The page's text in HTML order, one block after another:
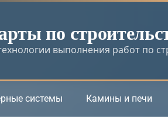
по
выполнения работ по
системы Камины и печи